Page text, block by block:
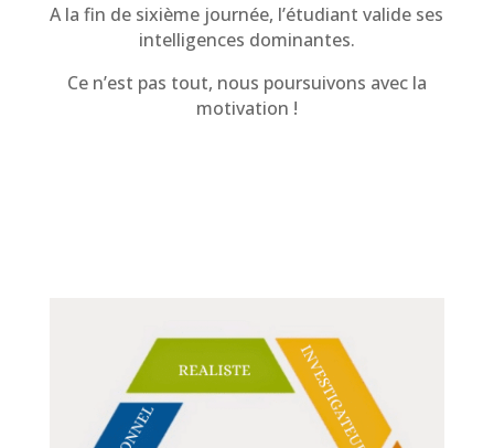
A la fin de sixième journée, l’étudiant valide ses
intelligences dominantes.
Ce n’est pas tout, nous poursuivons avec la
motivation !